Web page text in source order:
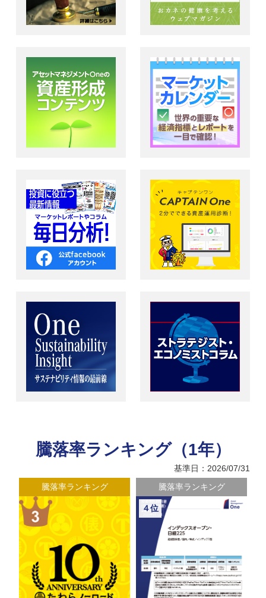
騰落率ランキング（1年）
基準日：2026/07/31
騰落率ランキング
騰落率ランキング
４位